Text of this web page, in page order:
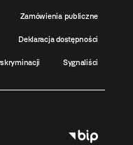
Zamówienia publiczne
Deklaracja dostępności
Sygnaliści